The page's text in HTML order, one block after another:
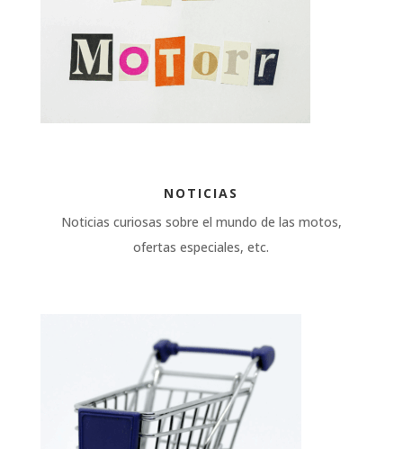
NOTICIAS
Noticias curiosas sobre el mundo de las motos,
ofertas especiales, etc.